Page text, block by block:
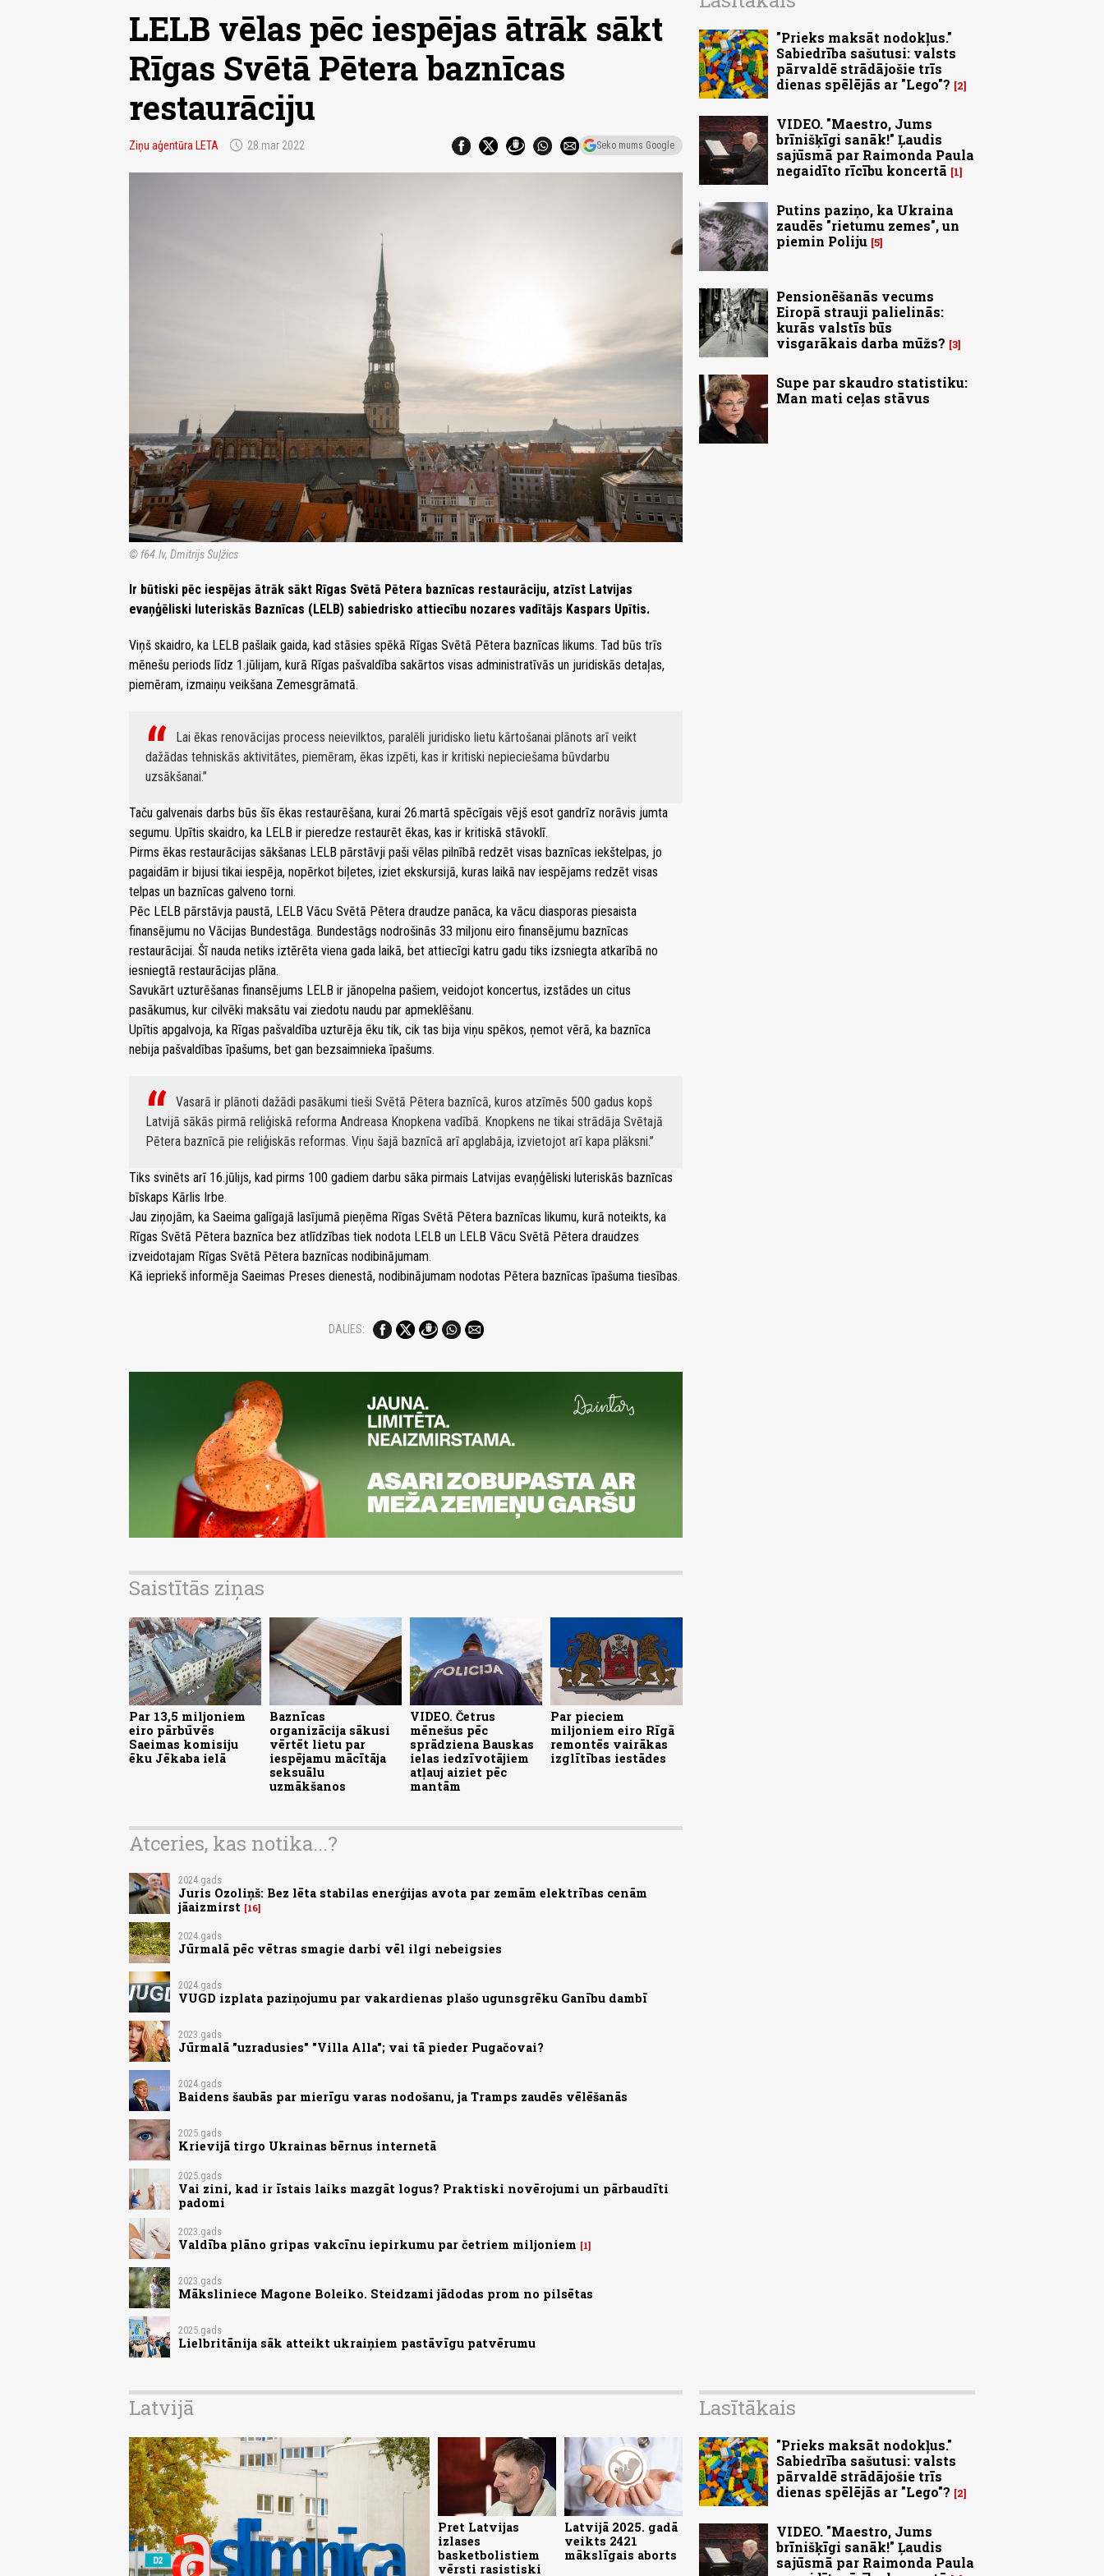
LELB vēlas pēc iespējas ātrāk sākt
Rīgas Svētā Pētera baznīcas
restaurāciju
Ziņu aģentūra LETA schedule 28.mar 2022 Seko mums Google
© f64.lv, Dmitrijs Suļžics
Ir būtiski pēc iespējas ātrāk sākt Rīgas Svētā Pētera baznīcas restaurāciju, atzīst Latvijas
evaņģēliski luteriskās Baznīcas (LELB) sabiedrisko attiecību nozares vadītājs Kaspars Upītis.
Viņš skaidro, ka LELB pašlaik gaida, kad stāsies spēkā Rīgas Svētā Pētera baznīcas likums. Tad būs trīs
mēnešu periods līdz 1.jūlijam, kurā Rīgas pašvaldība sakārtos visas administratīvās un juridiskās detaļas,
piemēram, izmaiņu veikšana Zemesgrāmatā.
Lai ēkas renovācijas process neievilktos, paralēli juridisko lietu kārtošanai plānots arī veikt
dažādas tehniskās aktivitātes, piemēram, ēkas izpēti, kas ir kritiski nepieciešama būvdarbu
uzsākšanai.
Taču galvenais darbs būs šīs ēkas restaurēšana, kurai 26.martā spēcīgais vējš esot gandrīz norāvis jumta
segumu. Upītis skaidro, ka LELB ir pieredze restaurēt ēkas, kas ir kritiskā stāvoklī.
Pirms ēkas restaurācijas sākšanas LELB pārstāvji paši vēlas pilnībā redzēt visas baznīcas iekštelpas, jo
pagaidām ir bijusi tikai iespēja, nopērkot biļetes, iziet ekskursijā, kuras laikā nav iespējams redzēt visas
telpas un baznīcas galveno torni.
Pēc LELB pārstāvja paustā, LELB Vācu Svētā Pētera draudze panāca, ka vācu diasporas piesaista
finansējumu no Vācijas Bundestāga. Bundestāgs nodrošinās 33 miljonu eiro finansējumu baznīcas
restaurācijai. Šī nauda netiks iztērēta viena gada laikā, bet attiecīgi katru gadu tiks izsniegta atkarībā no
iesniegtā restaurācijas plāna.
Savukārt uzturēšanas finansējums LELB ir jānopelna pašiem, veidojot koncertus, izstādes un citus
pasākumus, kur cilvēki maksātu vai ziedotu naudu par apmeklēšanu.
Upītis apgalvoja, ka Rīgas pašvaldība uzturēja ēku tik, cik tas bija viņu spēkos, ņemot vērā, ka baznīca
nebija pašvaldības īpašums, bet gan bezsaimnieka īpašums.
Vasarā ir plānoti dažādi pasākumi tieši Svētā Pētera baznīcā, kuros atzīmēs 500 gadus kopš
Latvijā sākās pirmā reliģiskā reforma Andreasa Knopkena vadībā. Knopkens ne tikai strādāja Svētajā
Pētera baznīcā pie reliģiskās reformas. Viņu šajā baznīcā arī apglabāja, izvietojot arī kapa plāksni.
Tiks svinēts arī 16.jūlijs, kad pirms 100 gadiem darbu sāka pirmais Latvijas evaņģēliski luteriskās baznīcas
bīskaps Kārlis Irbe.
Jau ziņojām, ka Saeima galīgajā lasījumā pieņēma Rīgas Svētā Pētera baznīcas likumu, kurā noteikts, ka
Rīgas Svētā Pētera baznīca bez atlīdzības tiek nodota LELB un LELB Vācu Svētā Pētera draudzes
izveidotajam Rīgas Svētā Pētera baznīcas nodibinājumam.
Kā iepriekš informēja Saeimas Preses dienestā, nodibinājumam nodotas Pētera baznīcas īpašuma tiesības.
DALIES:
Saistītās ziņas
Par 13,5 miljoniem
eiro pārbūvēs
Saeimas komisiju
ēku Jēkaba ielā
Baznīcas
organizācija sākusi
vērtēt lietu par
iespējamu mācītāja
seksuālu
uzmākšanos
VIDEO. Četrus
mēnešus pēc
sprādziena Bauskas
ielas iedzīvotājiem
atļauj aiziet pēc
mantām
Par pieciem
miljoniem eiro Rīgā
remontēs vairākas
izglītības iestādes
Atceries, kas notika...?
2024.gads
Juris Ozoliņš: Bez lēta stabilas enerģijas avota par zemām elektrības cenām
jāaizmirst
16
2024.gads
Jūrmalā pēc vētras smagie darbi vēl ilgi nebeigsies
2024.gads
VUGD izplata paziņojumu par vakardienas plašo ugunsgrēku Ganību dambī
2023.gads
Jūrmalā "uzradusies" "Villa Alla"; vai tā pieder Pugačovai?
2024.gads
Baidens šaubās par mierīgu varas nodošanu, ja Tramps zaudēs vēlēšanās
2025.gads
Krievijā tirgo Ukrainas bērnus internetā
2025.gads
Vai zini, kad ir īstais laiks mazgāt logus? Praktiski novērojumi un pārbaudīti
padomi
2023.gads
Valdība plāno gripas vakcīnu iepirkumu par četriem miljoniem 1
2023.gads
Māksliniece Magone Boleiko. Steidzami jādodas prom no pilsētas
2025.gads
Lielbritānija sāk atteikt ukraiņiem pastāvīgu patvērumu
"Prieks maksāt nodokļus."
Sabiedrība sašutusi: valsts
pārvaldē strādājošie trīs
dienas spēlējās ar "Lego"?
2
VIDEO. "Maestro, Jums
brīnišķīgi sanāk!" Ļaudis
sajūsmā par Raimonda Paula
negaidīto rīcību koncertā
1
Putins paziņo, ka Ukraina
zaudēs "rietumu zemes", un
piemin Poliju 5
Pensionēšanās vecums
Eiropā strauji palielinās:
kurās valstīs būs
visgarākais darba mūžs? 3
Supe par skaudro statistiku:
Man mati ceļas stāvus
Latvijā
Pret Latvijas
izlases
basketbolistiem
vērsti rasistiski
Latvijā 2025. gadā
veikts 2421
mākslīgais aborts
Lasītākais
"Prieks maksāt nodokļus."
Sabiedrība sašutusi: valsts
pārvaldē strādājošie trīs
dienas spēlējās ar "Lego"?
2
VIDEO. "Maestro, Jums
brīnišķīgi sanāk!" Ļaudis
sajūsmā par Raimonda Paula